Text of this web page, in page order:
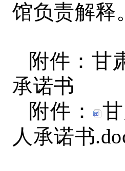
馆负责解释。
附件：甘
承诺书
附件：
人承诺书